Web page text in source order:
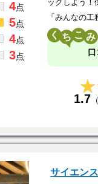
4点
5点
4点
3点
ックしよう！
「みんなの
く こ
1.7
サイエン